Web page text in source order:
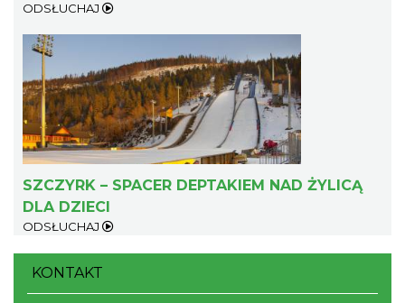
Robimy budki dla ptaków - zajęcia
warsztatowe
Istebna
2026-08-27
ODSŁUCHAJ
SZCZYRK – SPACER DEPTAKIEM NAD ŻYLICĄ
DLA DZIECI
ODSŁUCHAJ
KONTAKT